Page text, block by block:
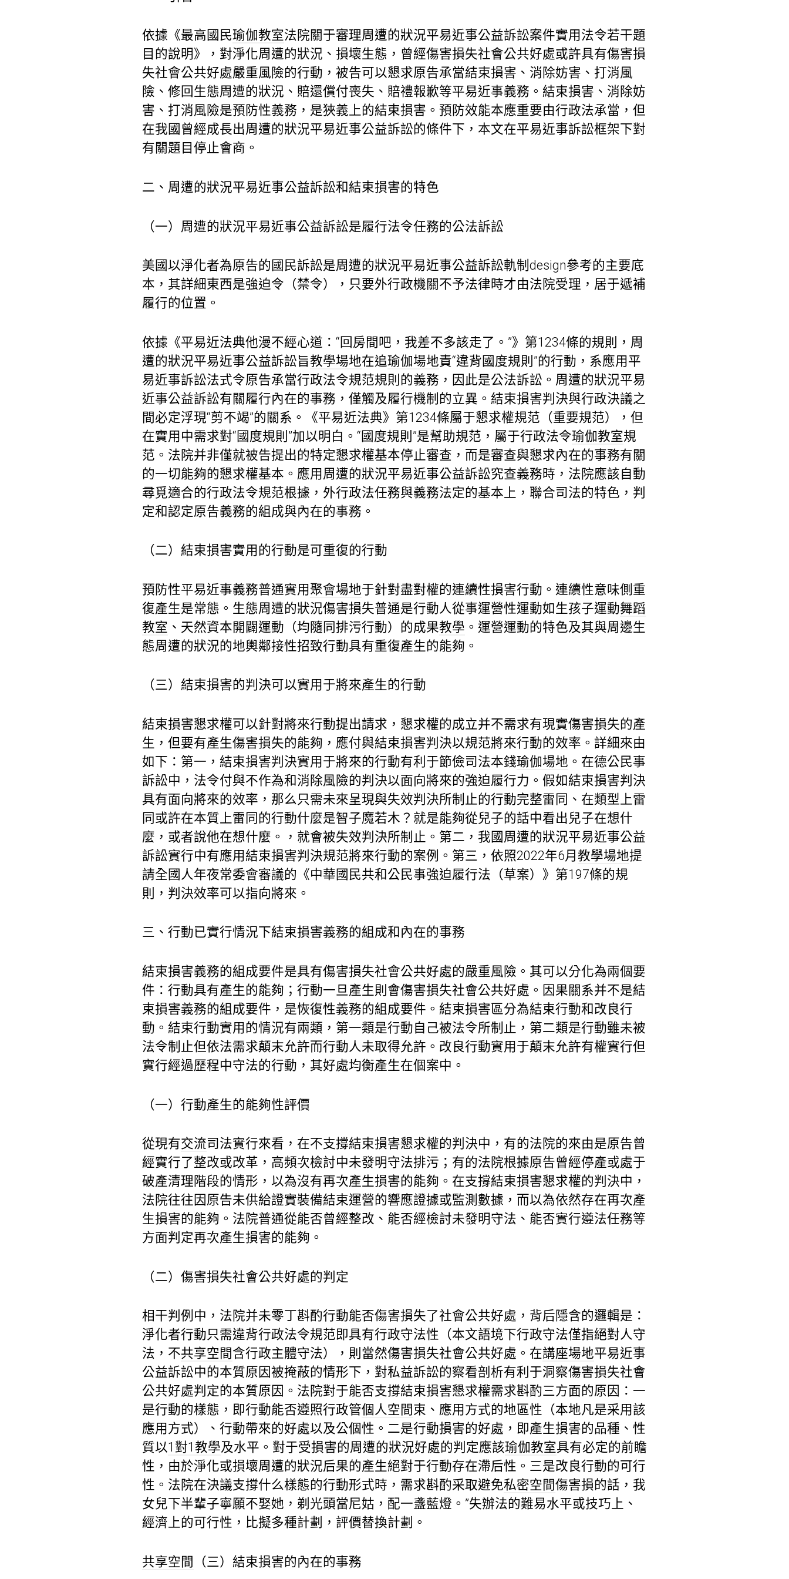
依據《最高國民瑜伽教室法院關于審理周遭的狀況平易近事公益訴訟案件實用法令若干題
目的說明》，對淨化周遭的狀況、損壞生態，曾經傷害損失社會公共好處或許具有傷害損
失社會公共好處嚴重風險的行動，被告可以懇求原告承當結束損害、消除妨害、打消風
險、修回生態周遭的狀況、賠還償付喪失、賠禮報歉等平易近事義務。結束損害、消除妨
害、打消風險是預防性義務，是狹義上的結束損害。預防效能本應重要由行政法承當，但
在我國曾經成長出周遭的狀況平易近事公益訴訟的條件下，本文在平易近事訴訟框架下對
有關題目停止會商。
二、周遭的狀況平易近事公益訴訟和結束損害的特色
（一）周遭的狀況平易近事公益訴訟是履行法令任務的公法訴訟
美國以淨化者為原告的國民訴訟是周遭的狀況平易近事公益訴訟軌制design參考的主要底
本，其詳細東西是強迫令（禁令），只要外行政機關不予法律時才由法院受理，居于遞補
履行的位置。
依據《平易近法典他漫不經心道：“回房間吧，我差不多該走了。”》第1234條的規則，周
遭的狀況平易近事公益訴訟旨教學場地在追瑜伽場地責“違背國度規則”的行動，系應用平
易近事訴訟法式令原告承當行政法令規范規則的義務，因此是公法訴訟。周遭的狀況平易
近事公益訴訟有關履行內在的事務，僅觸及履行機制的立異。結束損害判決與行政決議之
間必定浮現“剪不竭”的關系。《平易近法典》第1234條屬于懇求權規范（重要規范），但
在實用中需求對“國度規則”加以明白。“國度規則”是幫助規范，屬于行政法令瑜伽教室規
范。法院并非僅就被告提出的特定懇求權基本停止審查，而是審查與懇求內在的事務有關
的一切能夠的懇求權基本。應用周遭的狀況平易近事公益訴訟究查義務時，法院應該自動
尋覓適合的行政法令規范根據，外行政法任務與義務法定的基本上，聯合司法的特色，判
定和認定原告義務的組成與內在的事務。
（二）結束損害實用的行動是可重復的行動
預防性平易近事義務普通實用 聚會場地于針對盡對權的連續性損害行動。連續性意味側重
復產生是常態。生態周遭的狀況傷害損失普通是行動人從事運營性運動如生孩子運動舞蹈
教室 、天然資本開闢運動（均隨同排污行動）的成果教學 。運營運動的特色及其與周邊生
態周遭的狀況的地輿鄰接性招致行動具有重復產生的能夠。
（三）結束損害的判決可以實用于將來產生的行動
結束損害懇求權可以針對將來行動提出請求，懇求權的成立并不需求有現實傷害損失的產
生，但要有產生傷害損失的能夠，應付與結束損害判決以規范將來行動的效率。詳細來由
如下：第一，結束損害判決實用于將來的行動有利于節儉司法本錢瑜伽場地 。在德公民事
訴訟中，法令付與不作為和消除風險的判決以面向將來的強迫履行力。假如結束損害判決
具有面向將來的效率，那么只需未來呈現與失效判決所制止的行動完整雷同、在類型上雷
同或許在本質上雷同的行動什麼是智子魔若木？就是能夠從兒子的話中看出兒子在想什
麼，或者說他在想什麼。，就會被失效判決所制止。第二，我國周遭的狀況平易近事公益
訴訟實行中有應用結束損害判決規范將來行動的案例。第三，依照2022年6月 教學場地提
請全國人年夜常委會審議的《中華國民共和公民事強迫履行法（草案）》第197條的規
則，判決效率可以指向將來。
三、行動已實行情況下結束損害義務的組成和內在的事務
結束損害義務的組成要件是具有傷害損失社會公共好處的嚴重風險。其可以分化為兩個要
件：行動具有產生的能夠；行動一旦產生則會傷害損失社會公共好處。因果關系并不是結
束損害義務的組成要件，是恢復性義務的組成要件。結束損害區分為結束行動和改良行
動。結束行動實用的情況有兩類，第一類是行動自己被法令所制止，第二類是行動雖未被
法令制止但依法需求顛末允許而行動人未取得允許。改良行動實用于顛末允許有權實行但
實行經過歷程中守法的行動，其好處均衡產生在個案中。
（一）行動產生的能夠性評價
從現有交流司法實行來看，在不支撐結束損害懇求權的判決中，有的法院的來由是原告曾
經實行了整改或改革，高頻次檢討中未發明守法排污；有的法院根據原告曾經停產或處于
破產清理階段的情形，以為沒有再次產生損害的能夠。在支撐結束損害懇求權的判決中，
法院往往因原告未供給證實裝備結束運營的響應證據或監測數據，而以為依然存在再次產
生損害的能夠。法院普通從能否曾經整改、能否經檢討未發明守法、能否實行遵法任務等
方面判定再次產生損害的能夠。
（二）傷害損失社會公共好處的判定
相干判例中，法院并未零丁斟酌行動能否傷害損失了社會公共好處，背后隱含的邏輯是：
淨化者行動只需違背行政法令規范即具有行政守法性（本文語境下行政守法僅指絕對人守
法，不共享空間含行政主體守法），則當然傷害損失社會公共好處。在講座場地平易近事
公益訴訟中的本質原因被掩蔽的情形下，對私益訴訟的察看剖析有利于洞察傷害損失社會
公共好處判定的本質原因。法院對于能否支撐結束損害懇求權需求斟酌三方面的原因：一
是行動的樣態，即行動能否遵照行政管個人空間束、應用方式的地區性（本地凡是采用該
應用方式）、行動帶來的好處以及公個性。二是行動損害的好處，即產生損害的品種、性
質以1對1教學及水平。對于受損害的周遭的狀況好處的判定應該瑜伽教室具有必定的前瞻
性，由於淨化或損壞周遭的狀況后果的產生絕對于行動存在滯后性。三是改良行動的可行
性。法院在決議支撐什么樣態的行動形式時，需求斟酌采取避免私密空間傷害損的話，我
女兒下半輩子寧願不娶她，剃光頭當尼姑，配一盞藍燈。”失辦法的難易水平或技巧上、
經濟上的可行性，比擬多種計劃，評價替換計劃。
共享空間 （三）結束損害的內在的事務